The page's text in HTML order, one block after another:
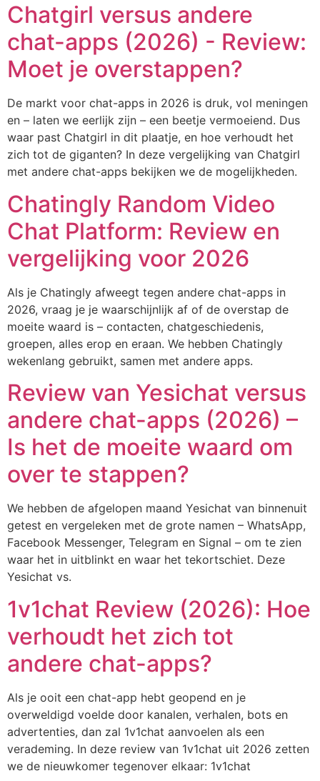
Chatgirl versus andere
chat-apps (2026) - Review:
Moet je overstappen?
De markt voor chat-apps in 2026 is druk, vol meningen
en – laten we eerlijk zijn – een beetje vermoeiend. Dus
waar past Chatgirl in dit plaatje, en hoe verhoudt het
zich tot de giganten? In deze vergelijking van Chatgirl
met andere chat-apps bekijken we de mogelijkheden.
Chatingly Random Video
Chat Platform: Review en
vergelijking voor 2026
Als je Chatingly afweegt tegen andere chat-apps in
2026, vraag je je waarschijnlijk af of de overstap de
moeite waard is – contacten, chatgeschiedenis,
groepen, alles erop en eraan. We hebben Chatingly
wekenlang gebruikt, samen met andere apps.
Review van Yesichat versus
andere chat-apps (2026) –
Is het de moeite waard om
over te stappen?
We hebben de afgelopen maand Yesichat van binnenuit
getest en vergeleken met de grote namen – WhatsApp,
Facebook Messenger, Telegram en Signal – om te zien
waar het in uitblinkt en waar het tekortschiet. Deze
Yesichat vs.
1v1chat Review (2026): Hoe
verhoudt het zich tot
andere chat-apps?
Als je ooit een chat-app hebt geopend en je
overweldigd voelde door kanalen, verhalen, bots en
advertenties, dan zal 1v1chat aanvoelen als een
verademing. In deze review van 1v1chat uit 2026 zetten
we de nieuwkomer tegenover elkaar: 1v1chat